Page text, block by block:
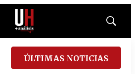
Mostrar
ÚLTIMAS NOTICIAS